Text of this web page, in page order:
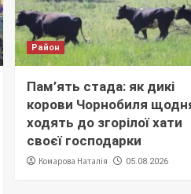
Район
Пам’ять стада: як дикі
корови Чорнобиля
ходять до згорілої хати
своєї господарки
Комарова Наталія 05.08.2026